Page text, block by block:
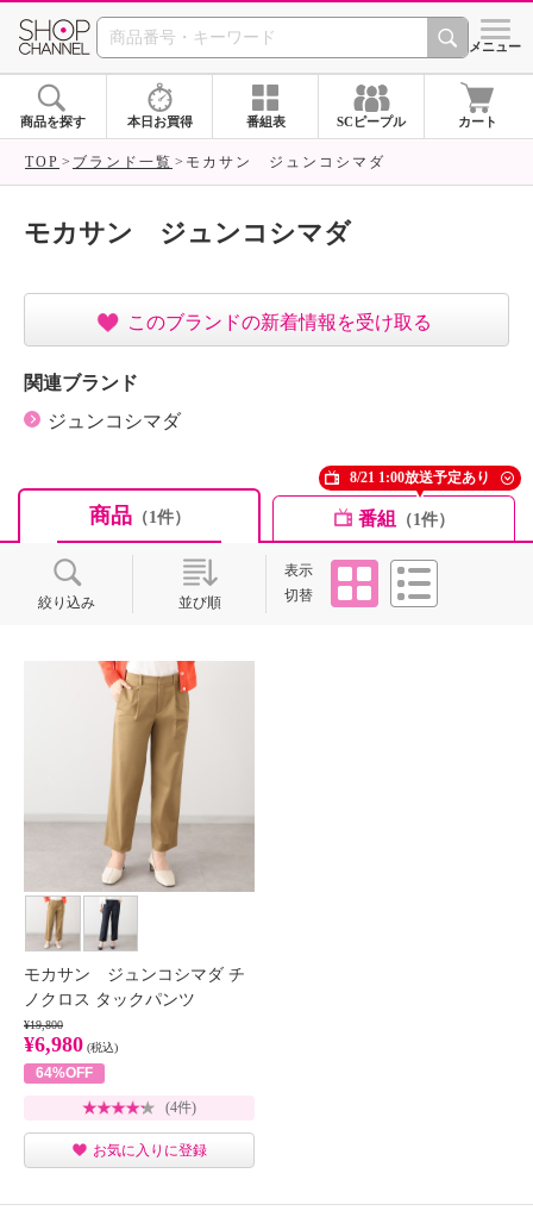
SHOP CHANNEL ショッ
メニュー
商品を探す 本日お買得 番組表 SCピープル カート
TOP ブランド一覧 モカサン ジュンコシマダ
モカサン ジュンコシマダ
このブランドの新着情報を受け取る
関連ブランド
ジュンコシマダ
商品（1件） 番組 （1件）
8/21 1:00放送予定あり
絞り込み 並び順
表示
切替
タイル
モカサン ジュンコシマダ チ
ノクロス タックパンツ
¥19,800
¥6,980 (税込)
64%OFF
(4件)
お気に入りに登録